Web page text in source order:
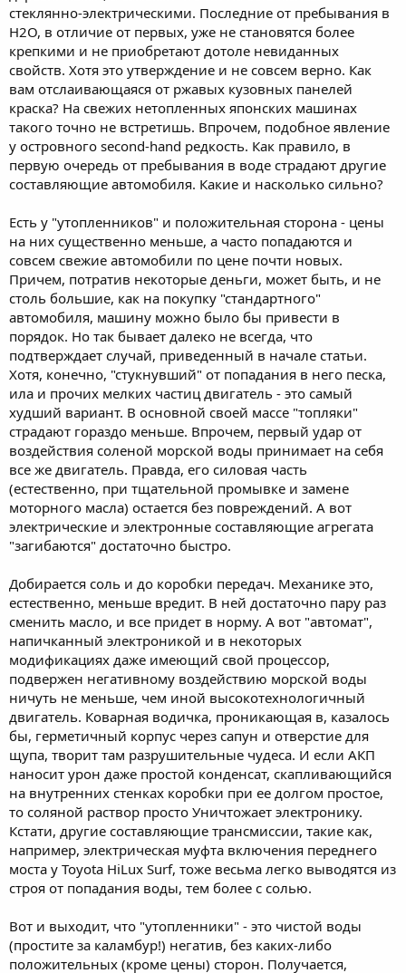
стеклянно-электрическими. Последние от пребывания в
Н2О, в отличие от первых, уже не становятся более
крепкими и не приобретают дотоле невиданных
свойств. Хотя это утверждение и не совсем верно. Как
вам отслаивающаяся от ржавых кузовных панелей
краска? На свежих нетопленных японских машинах
такого точно не встретишь. Впрочем, подобное явление
у островного second-hand редкость. Как правило, в
первую очередь от пребывания в воде страдают другие
составляющие автомобиля. Какие и насколько сильно?
Есть у "утопленников" и положительная сторона - цены
на них существенно меньше, а часто попадаются и
совсем свежие автомобили по цене почти новых.
Причем, потратив некоторые деньги, может быть, и не
столь большие, как на покупку "стандартного"
автомобиля, машину можно было бы привести в
порядок. Но так бывает далеко не всегда, что
подтверждает случай, приведенный в начале статьи.
Хотя, конечно, "стукнувший" от попадания в него песка,
ила и прочих мелких частиц двигатель - это самый
худший вариант. В основной своей массе "топляки"
страдают гораздо меньше. Впрочем, первый удар от
воздействия соленой морской воды принимает на себя
все же двигатель. Правда, его силовая часть
(естественно, при тщательной промывке и замене
моторного масла) остается без повреждений. А вот
электрические и электронные составляющие агрегата
"загибаются" достаточно быстро.
Добирается соль и до коробки передач. Механике это,
естественно, меньше вредит. В ней достаточно пару раз
сменить масло, и все придет в норму. А вот "автомат",
напичканный электроникой и в некоторых
модификациях даже имеющий свой процессор,
подвержен негативному воздействию морской воды
ничуть не меньше, чем иной высокотехнологичный
двигатель. Коварная водичка, проникающая в, казалось
бы, герметичный корпус через сапун и отверстие для
щупа, творит там разрушительные чудеса. И если АКП
наносит урон даже простой конденсат, скапливающийся
на внутренних стенках коробки при ее долгом простое,
то соляной раствор просто Уничтожает электронику.
Кстати, другие составляющие трансмиссии, такие как,
например, электрическая муфта включения переднего
моста у Toyota HiLux Surf, тоже весьма легко выводятся из
строя от попадания воды, тем более с солью.
Вот и выходит, что "утопленники" - это чистой воды
(простите за каламбур!) негатив, без каких-либо
положительных (кроме цены) сторон. Получается,